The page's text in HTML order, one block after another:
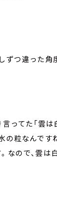
ずつ違った角
言ってた「雲
の粒なんで
なので、雲は